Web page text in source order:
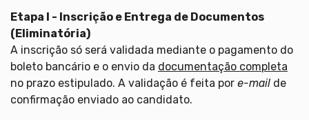
Etapa I - Inscrição e Entrega de Documentos
(Eliminatória)
A inscrição só será validada mediante o pagamento do
boleto bancário e o envio da documentação completa
no prazo estipulado. A validação é feita por e-mail de
confirmação enviado ao candidato.